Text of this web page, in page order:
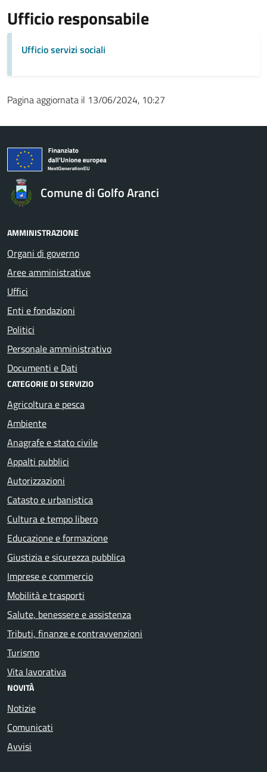
Ufficio responsabile
Ufficio servizi sociali
Pagina aggiornata il 13/06/2024, 10:27
Comune di Golfo Aranci
AMMINISTRAZIONE
Organi di governo
Aree amministrative
Uffici
Enti e fondazioni
Politici
Personale amministrativo
Documenti e Dati
CATEGORIE DI SERVIZIO
Agricoltura e pesca
Ambiente
Anagrafe e stato civile
Appalti pubblici
Autorizzazioni
Catasto e urbanistica
Cultura e tempo libero
Educazione e formazione
Giustizia e sicurezza pubblica
Imprese e commercio
Mobilità e trasporti
Salute, benessere e assistenza
Tributi, finanze e contravvenzioni
Turismo
Vita lavorativa
NOVITÀ
Notizie
Comunicati
Avvisi